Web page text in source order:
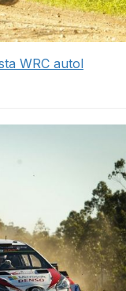
WRC autol